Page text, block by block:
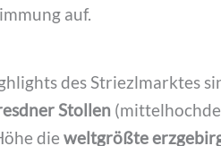
auf.
des Striezlmarktes
Stollen
die weltgrößte